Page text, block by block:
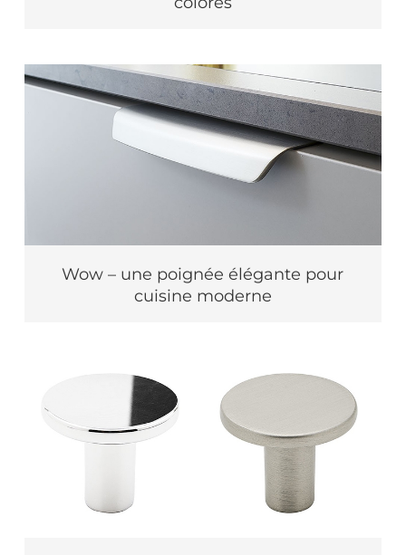
Wow – une poignée élégante pour
cuisine moderne